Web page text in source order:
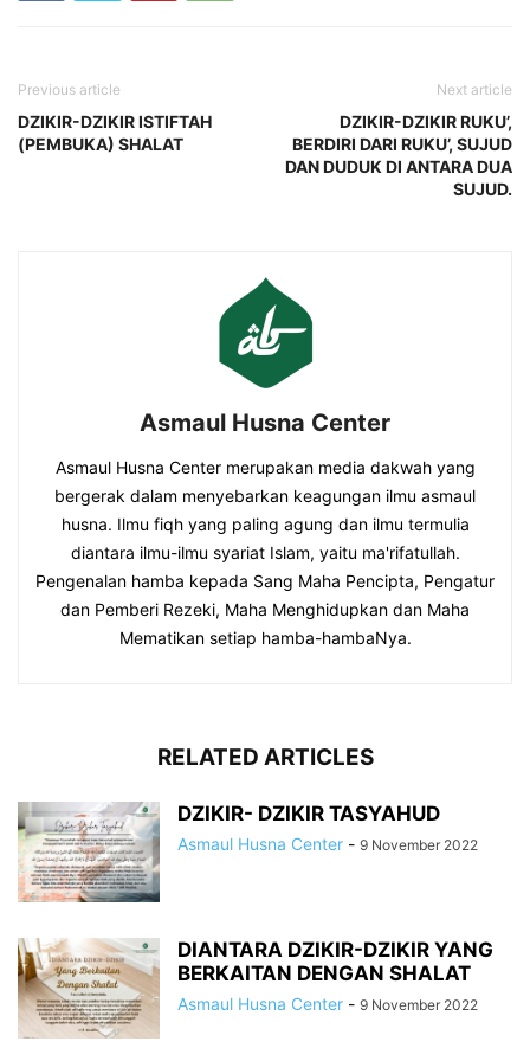
Previous article
DZIKIR-DZIKIR ISTIFTAH
(PEMBUKA) SHALAT
Next article
DZIKIR-DZIKIR RUKU’,
BERDIRI DARI RUKU’, SUJUD
DAN DUDUK DI ANTARA DUA
SUJUD.
Asmaul Husna Center
Asmaul Husna Center merupakan media dakwah yang
bergerak dalam menyebarkan keagungan ilmu asmaul
husna. Ilmu fiqh yang paling agung dan ilmu termulia
diantara ilmu-ilmu syariat Islam, yaitu ma'rifatullah.
Pengenalan hamba kepada Sang Maha Pencipta, Pengatur
dan Pemberi Rezeki, Maha Menghidupkan dan Maha
Mematikan setiap hamba-hambaNya.
RELATED ARTICLES
DZIKIR- DZIKIR TASYAHUD
Asmaul Husna Center - 9 November 2022
DIANTARA DZIKIR-DZIKIR YANG
BERKAITAN DENGAN SHALAT
Asmaul Husna Center - 9 November 2022